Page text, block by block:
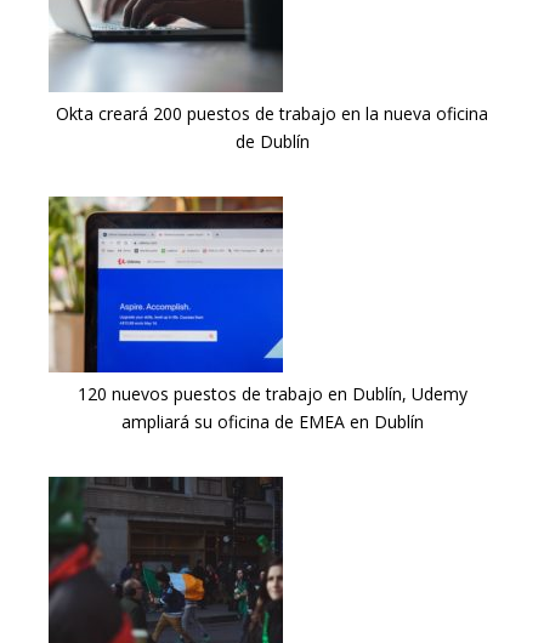
Okta creará 200 puestos de trabajo en la nueva oficina
de Dublín
120 nuevos puestos de trabajo en Dublín, Udemy
ampliará su oficina de EMEA en Dublín